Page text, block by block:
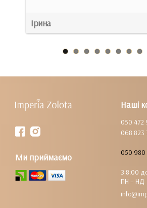
Ірина
Наші
050 472
068 823
050
З 8:00
ПН – НД
Ми приймаємо